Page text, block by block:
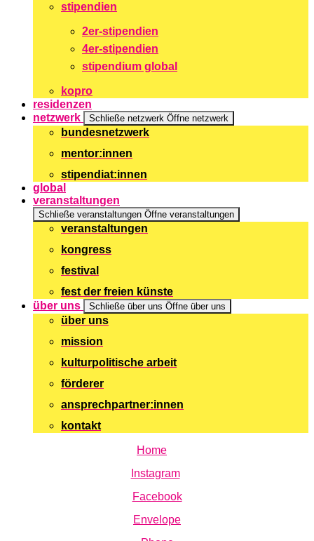
stipendien
2er-stipendien
4er-stipendien
stipendium global
kopro
residenzen
netzwerk
Schließe netzwerk Öffne netzwerk
bundesnetzwerk
mentor:innen
stipendiat:innen
global
veranstaltungen
Schließe veranstaltungen Öffne veranstaltungen
veranstaltungen
kongress
festival
fest der freien künste
über uns
Schließe über uns Öffne über uns
über uns
mission
kulturpolitische arbeit
förderer
ansprechpartner:innen
kontakt
Home
Instagram
Facebook
Envelope